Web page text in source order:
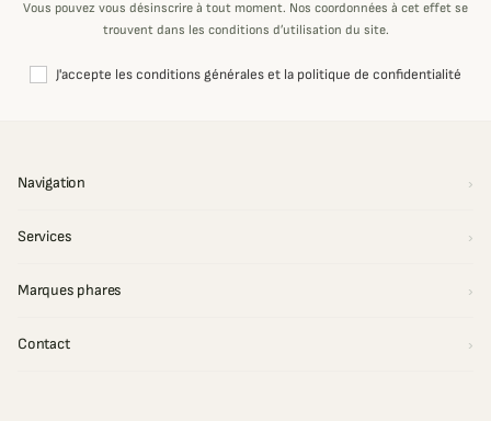
Vous pouvez vous désinscrire à tout moment. Nos coordonnées à cet effet se
trouvent dans les conditions d’utilisation du site.
J'accepte les conditions générales et la politique de confidentialité
Navigation
Services
Marques phares
Contact